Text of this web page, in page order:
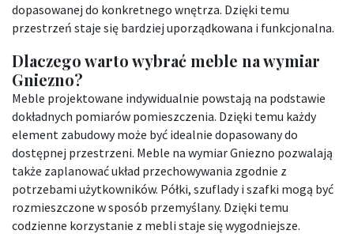
dopasowanej do konkretnego wnętrza. Dzięki temu
przestrzeń staje się bardziej uporządkowana i funkcjonalna.
Dlaczego warto wybrać meble na wymiar
Gniezno?
Meble projektowane indywidualnie powstają na podstawie
dokładnych pomiarów pomieszczenia. Dzięki temu każdy
element zabudowy może być idealnie dopasowany do
dostępnej przestrzeni. Meble na wymiar Gniezno pozwalają
także zaplanować układ przechowywania zgodnie z
potrzebami użytkowników. Półki, szuflady i szafki mogą być
rozmieszczone w sposób przemyślany. Dzięki temu
codzienne korzystanie z mebli staje się wygodniejsze.